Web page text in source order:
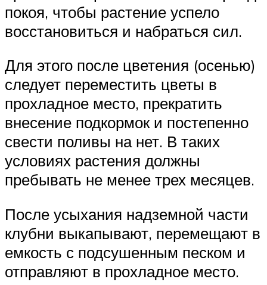
покоя, чтобы растение успело
восстановиться и набраться сил.
Для этого после цветения (осенью)
следует переместить цветы в
прохладное место, прекратить
внесение подкормок и постепенно
свести поливы на нет. В таких
условиях растения должны
пребывать не менее трех месяцев.
После усыхания надземной части
клубни выкапывают, перемещают в
емкость с подсушенным песком и
отправляют в прохладное место.